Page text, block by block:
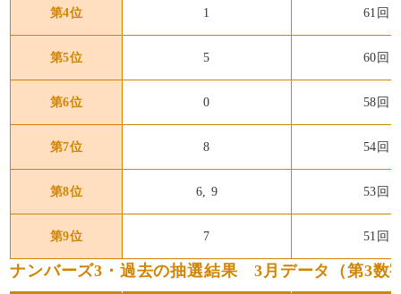
第4位 1 61回
第5位 5 60回
第6位 0 58回
第7位 8 54回
第8位 6, 9 53回
第9位 7 51回
ナンバーズ3・過去の抽選結果 3月データ（第3数